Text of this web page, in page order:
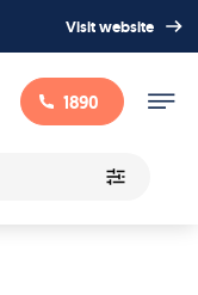
Visit website
1890